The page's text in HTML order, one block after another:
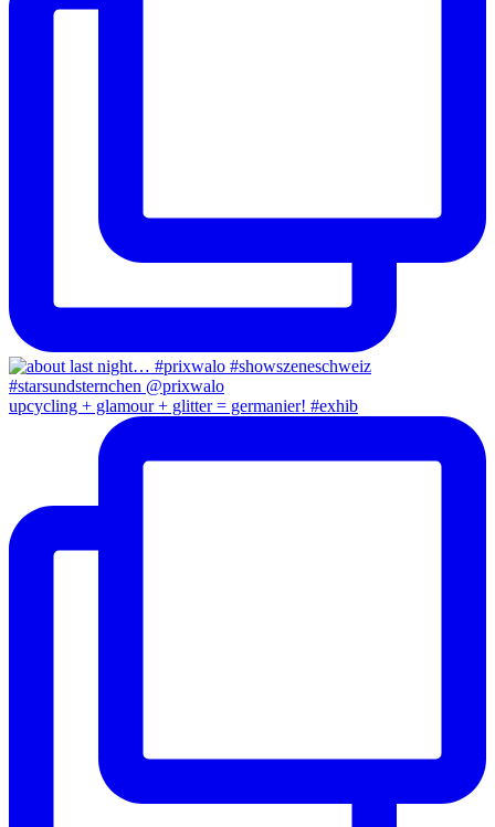
upcycling + glamour + glitter = germanier! #exhib